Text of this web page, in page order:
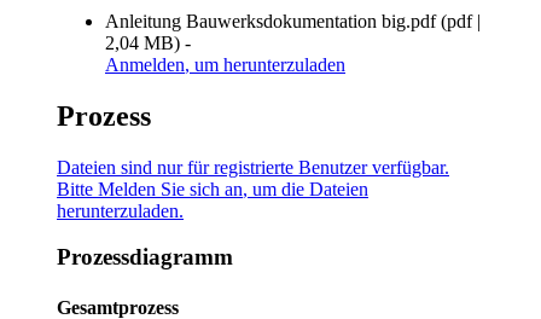
Anleitung Bauwerksdokumentation big.pdf (pdf|
2,04 MB) -
Anmelden, um herunterzuladen
Prozess
Dateien sind nur für registrierte Benutzer verfügbar.
Bitte Melden Sie sich an, um die Dateien
herunterzuladen.
Prozessdiagramm
Gesamtprozess